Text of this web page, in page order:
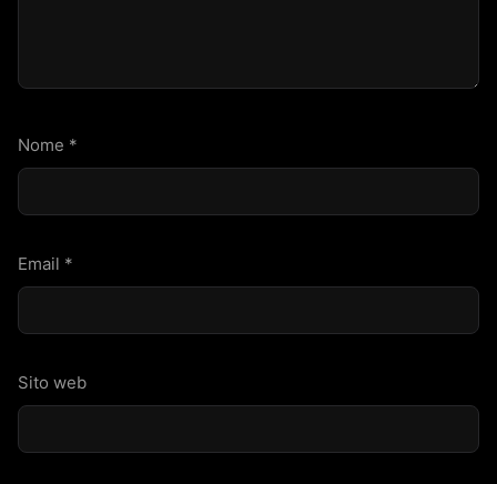
Nome *
Email *
Sito web